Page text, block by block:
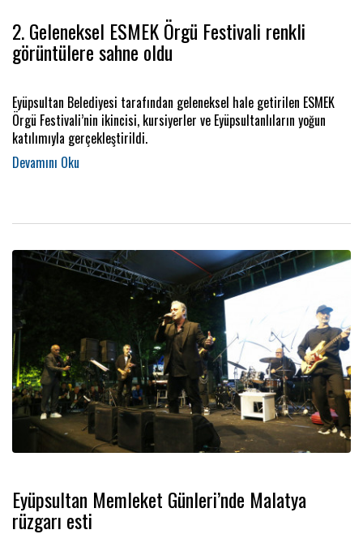
2. Geleneksel ESMEK Örgü Festivali renkli
görüntülere sahne oldu
Eyüpsultan Belediyesi tarafından geleneksel hale getirilen ESMEK
Örgü Festivali’nin ikincisi, kursiyerler ve Eyüpsultanlıların yoğun
katılımıyla gerçekleştirildi.
Eyüpsultan Memleket Günleri’nde Malatya
rüzgarı esti